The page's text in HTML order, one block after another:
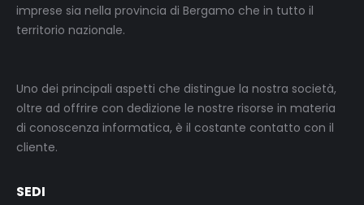
imprese sia nella provincia di Bergamo che in tutto il
territorio nazionale.
Uno dei principali aspetti che distingue la nostra società,
oltre ad offrire con dedizione le nostre risorse in materia
di conoscenza informatica, è il costante contatto con il
cliente.
SEDI